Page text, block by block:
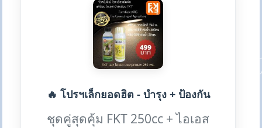
🔥 โปรฯเล็กยอดฮิต - บำรุง + ป้องกัน
ชุดคู่สุดคุ้ม FKT 250cc + ไอเอส